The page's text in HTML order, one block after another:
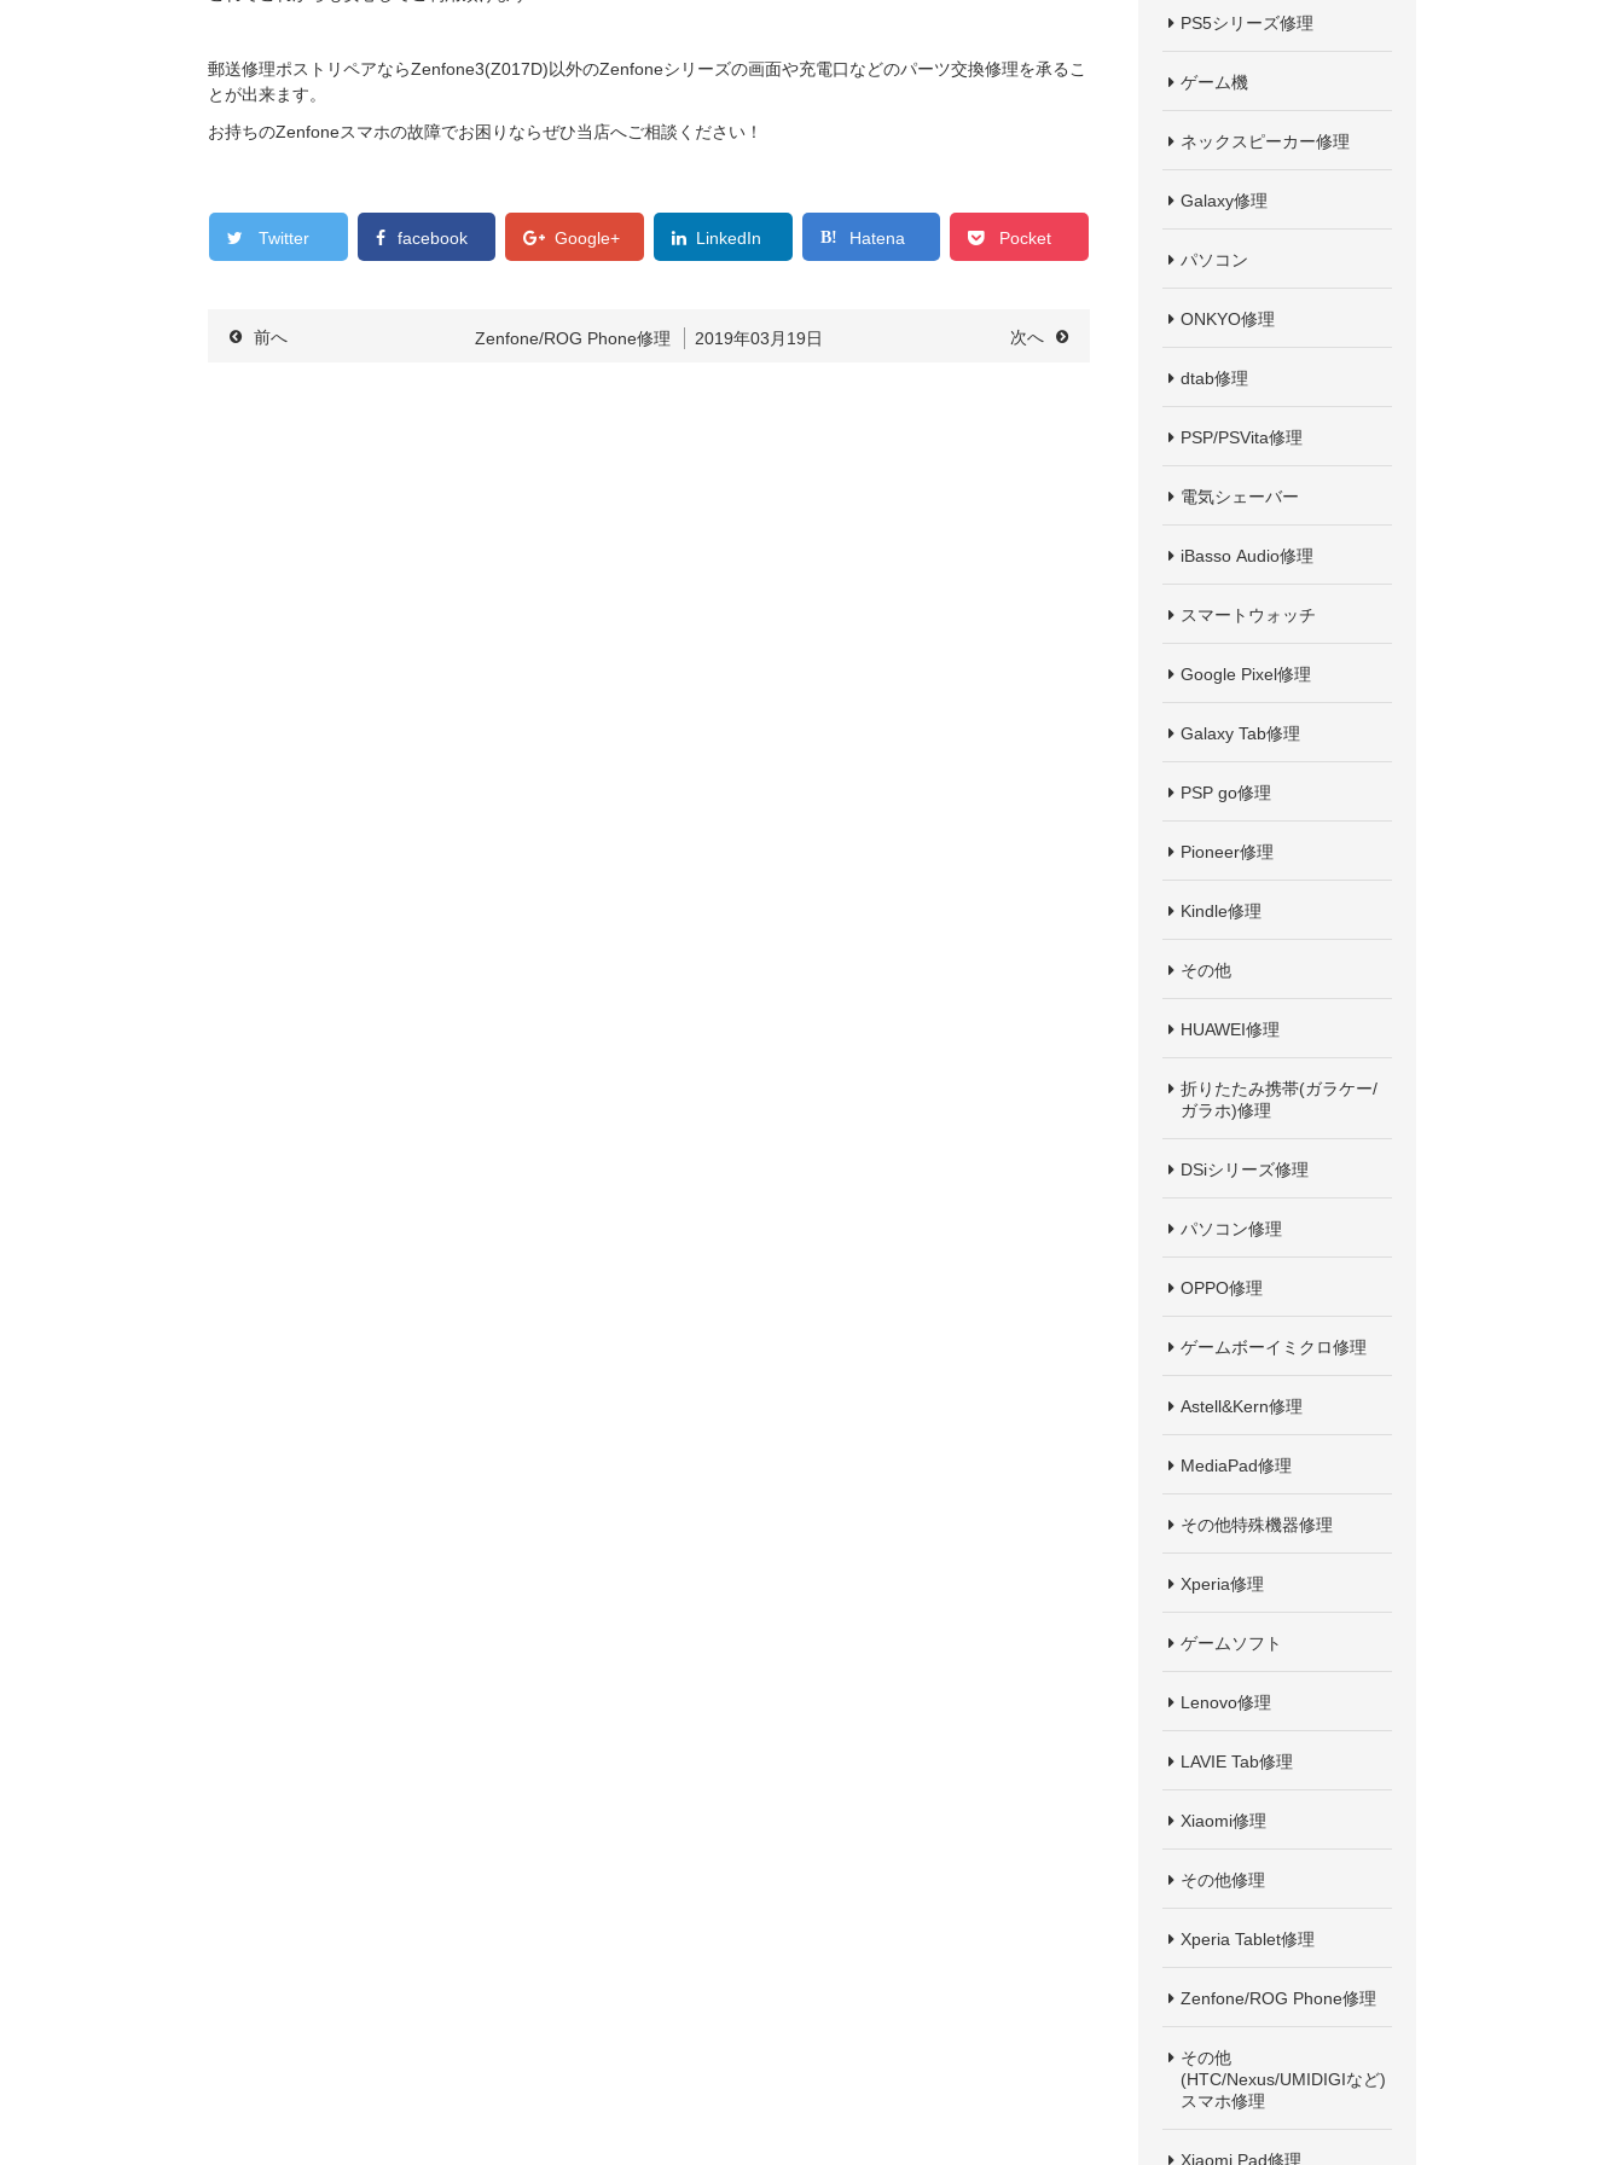
郵送修理ポストリペアならZenfone3(Z017D)以外のZenfoneシリーズの画面や充電口などのパーツ交換修理を承るこ
とが出来ます。
お持ちのZenfoneスマホの故障でお困りならぜひ当店へご相談ください！
Twitter facebook Google+ LinkedIn Hatena Pocket
Zenfone/ROG Phone修理 2019年03月19日
前へ 次へ
PS5シリーズ修理
ゲーム機
ネックスピーカー修理
Galaxy修理
パソコン
ONKYO修理
dtab修理
PSP/PSVita修理
電気シェーバー
iBasso Audio修理
スマートウォッチ
Google Pixel修理
Galaxy Tab修理
PSP go修理
Pioneer修理
Kindle修理
その他
HUAWEI修理
折りたたみ携帯(ガラケー/
ガラホ)修理
DSiシリーズ修理
パソコン修理
OPPO修理
ゲームボーイミクロ修理
Astell&Kern修理
MediaPad修理
その他特殊機器修理
Xperia修理
ゲームソフト
Lenovo修理
LAVIE Tab修理
Xiaomi修理
その他修理
Xperia Tablet修理
Zenfone/ROG Phone修理
その他
(HTC/Nexus/UMIDIGIなど)
スマホ修理
Xiaomi Pad修理